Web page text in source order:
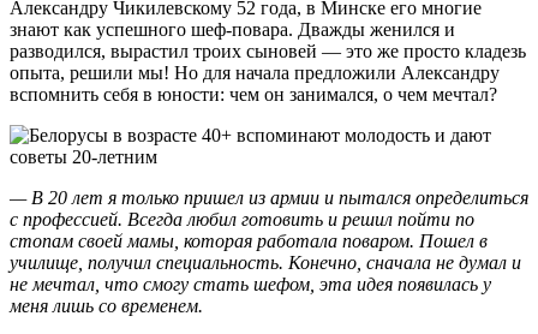
Александру Чикилевскому 52 года, в Минске его многие
знают как успешного шеф-повара. Дважды женился и
разводился, вырастил троих сыновей — это же просто кладезь
опыта, решили мы! Но для начала предложили Александру
вспомнить себя в юности: чем он занимался, о чем мечтал?
— В 20 лет я только пришел из армии и пытался определиться
с профессией. Всегда любил готовить и решил пойти по
стопам своей мамы, которая работала поваром. Пошел в
училище, получил специальность. Конечно, сначала не думал и
не мечтал, что смогу стать шефом, эта идея появилась у
меня лишь со временем.